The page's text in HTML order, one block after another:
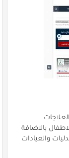
بالاضافة
والعيادات